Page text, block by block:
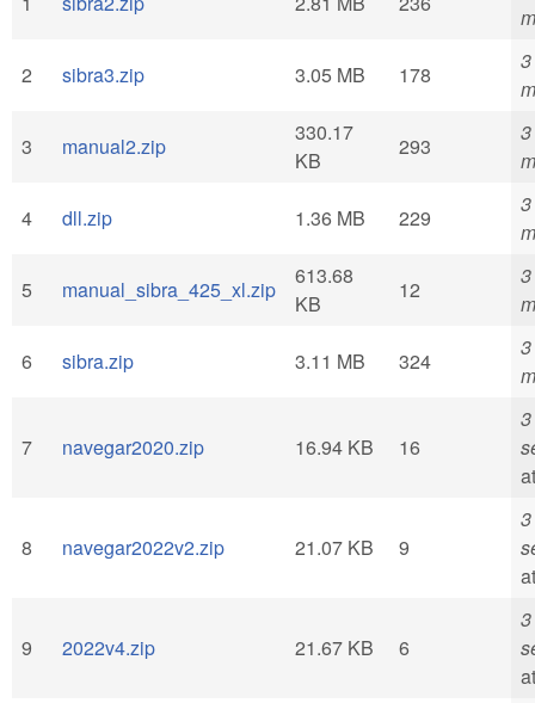
2 sibra3.zip 3.05 MB 178
3 manual2.zip
330.17
KB
293
4 dll.zip 1.36 MB 229
5 manual_sibra_425_xl.zip
613.68
KB
12
6 sibra.zip 3.11 MB 324
7 navegar2020.zip 16.94 KB 16
8 navegar2022v2.zip 21.07 KB 9
9 2022v4.zip 21.67 KB 6